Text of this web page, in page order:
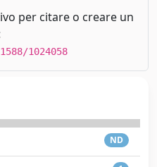
per citare o creare un
1024058
ND